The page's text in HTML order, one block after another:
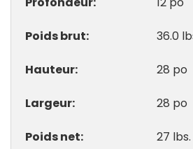
Poids brut 36.0
Hauteur 28 po
Largeur 28 po
Poids net 27 lbs.